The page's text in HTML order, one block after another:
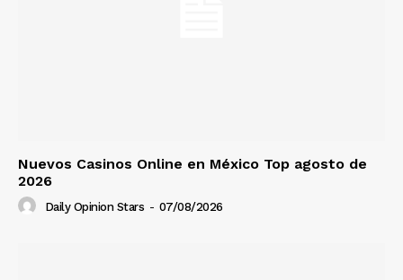
Nuevos Casinos Online en México Top agosto de
2026
Daily Opinion Stars - 07/08/2026